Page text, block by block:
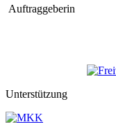
Auftraggeberin
Unterstützung